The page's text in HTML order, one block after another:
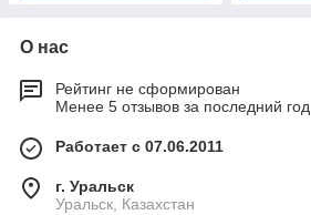
О нас
Рейтинг не сформирован
Менее 5 отзывов за последний год
Работает с 07.06.2011
г. Уральск
Уральск, Казахстан